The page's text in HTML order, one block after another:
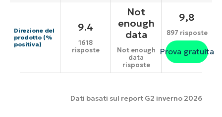
Direzione del
prodotto (%
positiva)
9.4
1618
risposte
Not
enough
data
Not enough
data
risposte
9,8
897 risposte
Prova gratuita
Dati basati sul report G2 inverno 2026